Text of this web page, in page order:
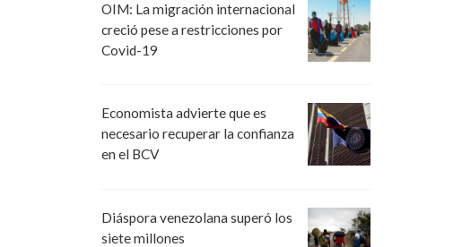
OIM: La migración internacional
creció pese a restricciones por
Covid-19
Economista advierte que es
necesario recuperar la confianza
en el BCV
Diáspora venezolana superó los
siete millones